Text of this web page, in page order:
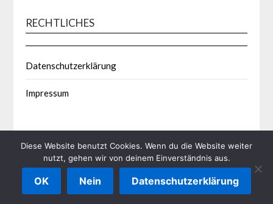
RECHTLICHES
Datenschutzerklärung
Impressum
©2026 Bahnsozialstudie.de| Built using WordPress and
Diese Website benutzt Cookies. Wenn du die Website weiter
nutzt, gehen wir von deinem Einverständnis aus.
OK Nein Datenschutzerklärung